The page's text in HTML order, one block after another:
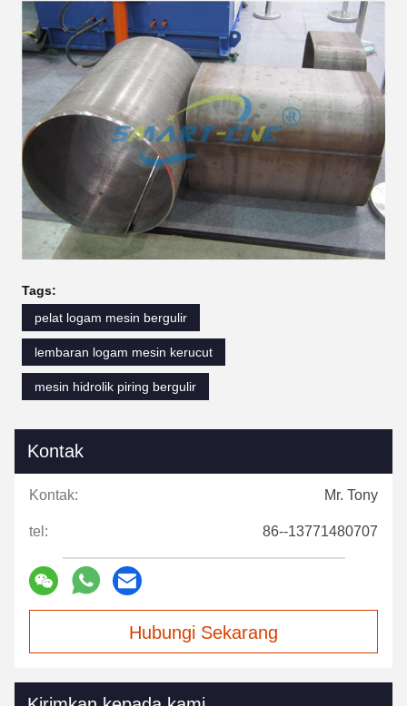
Tags:
pelat logam mesin bergulir
lembaran logam mesin kerucut
mesin hidrolik piring bergulir
Kontak
Kontak: Mr. Tony
tel: 86--13771480707
Hubungi Sekarang